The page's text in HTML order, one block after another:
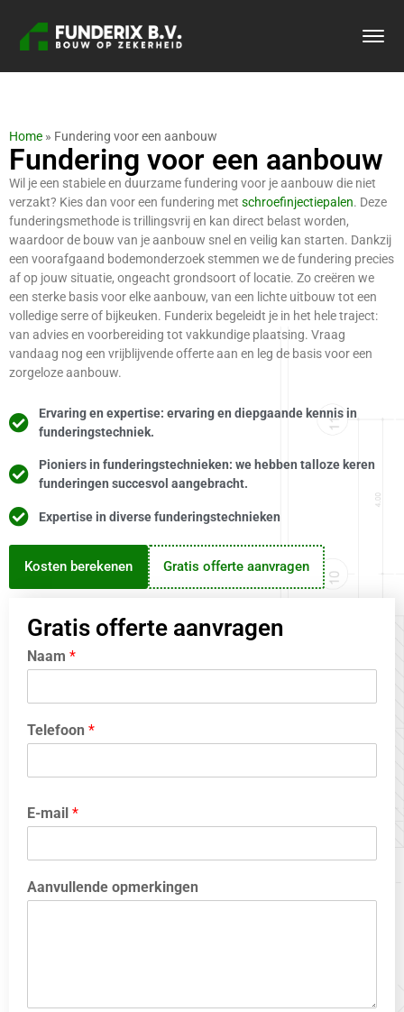
Home » Fundering voor een aanbouw
Fundering voor een aanbouw
Wil je een stabiele en duurzame fundering voor je aanbouw die niet
verzakt? Kies dan voor een fundering met schroefinjectiepalen. Deze
funderingsmethode is trillingsvrij en kan direct belast worden,
waardoor de bouw van je aanbouw snel en veilig kan starten. Dankzij
een voorafgaand bodemonderzoek stemmen we de fundering precies
af op jouw situatie, ongeacht grondsoort of locatie. Zo creëren we
een sterke basis voor elke aanbouw, van een lichte uitbouw tot een
volledige serre of bijkeuken. Funderix begeleidt je in het hele traject:
van advies en voorbereiding tot vakkundige plaatsing. Vraag
vandaag nog een vrijblijvende offerte aan en leg de basis voor een
zorgeloze aanbouw.
Ervaring en expertise: ervaring en diepgaande kennis in
funderingstechniek.
Pioniers in funderingstechnieken: we hebben talloze keren
funderingen succesvol aangebracht.
Expertise in diverse funderingstechnieken
Kosten berekenen Gratis offerte aanvragen
Gratis offerte aanvragen
Naam *
Telefoon *
E-mail *
Aanvullende opmerkingen